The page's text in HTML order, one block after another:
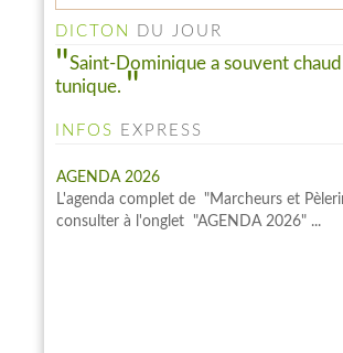
DICTON DU JOUR
Saint-Dominique a souvent chaud
tunique.
INFOS EXPRESS
AGENDA 2026
L'agenda complet de "Marcheurs et
consulter à l'onglet "AGENDA 2026" ...